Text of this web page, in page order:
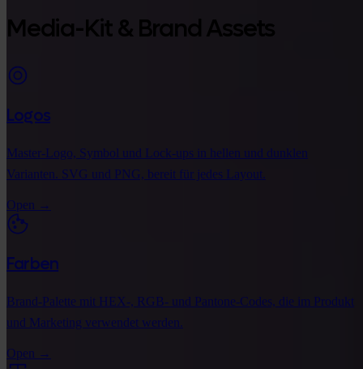
Media-Kit & Brand Assets
Logos
Master-Logo, Symbol und Lock-ups in hellen und dunklen
Varianten. SVG und PNG, bereit für jedes Layout.
Open →
Farben
Brand-Palette mit HEX-, RGB- und Pantone-Codes, die im Produkt
und Marketing verwendet werden.
Open →